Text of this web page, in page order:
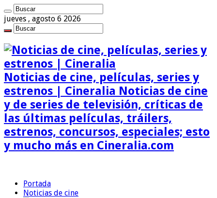
jueves , agosto 6 2026
Noticias de cine, películas, series y
estrenos | Cineralia Noticias de cine
y de series de televisión, críticas de
las últimas películas, tráilers,
estrenos, concursos, especiales; esto
y mucho más en Cineralia.com
Portada
Noticias de cine